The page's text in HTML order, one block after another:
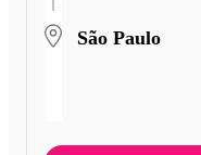
São Paulo